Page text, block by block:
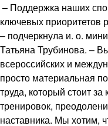
– Поддержка наших
ключевых приоритетов
– подчеркнула и. о.
Татьяна Трубинова. –
всероссийских и
просто материальная
труда, который стоит
тренировок,
наставника. Мы хотим,